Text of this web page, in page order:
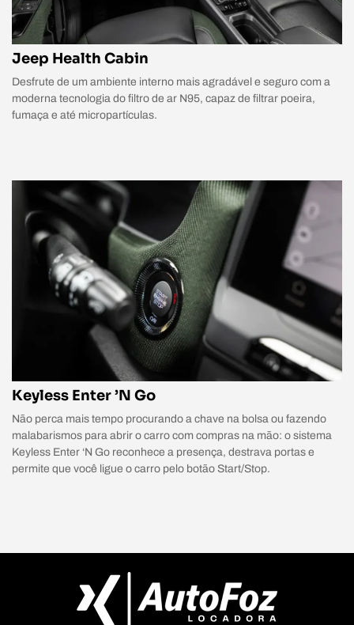
Jeep Health Cabin
Desfrute de um ambiente interno mais agradável e seguro com a
moderna tecnologia do filtro de ar N95, capaz de filtrar poeira,
fumaça e até micropartículas.
Keyless Enter ’N Go
Não perca mais tempo procurando a chave na bolsa ou fazendo
malabarismos para abrir o carro com compras na mão: o sistema
Keyless Enter ‘N Go reconhece a presença, destrava portas e
permite que você ligue o carro pelo botão Start/Stop.